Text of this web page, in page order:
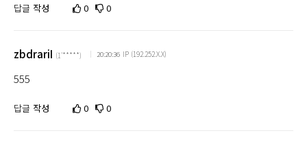
답글 작성 0 0
zbdrariI (1'*****) 20:20:36 IP (192.252.X.X)
555
답글 작성 0 0